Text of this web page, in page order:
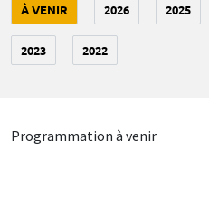
À VENIR 2026 2025
2023 2022
Programmation à venir